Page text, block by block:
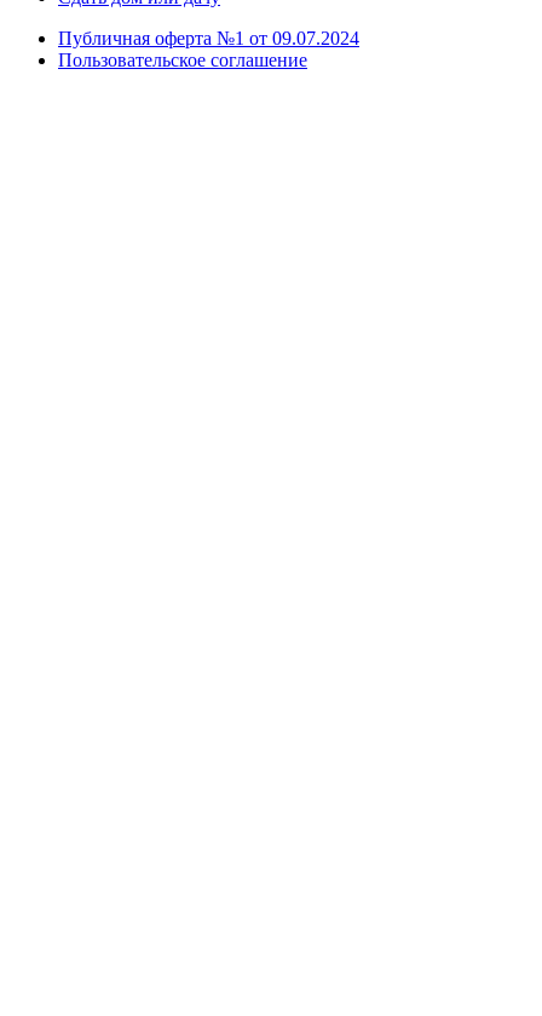
Публичная оферта №1 от 09.07.2024
Пользовательское соглашение